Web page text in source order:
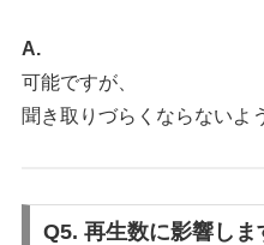
A.
可能ですが、
聞き取りづらくならないよ
Q5. 再生数に影響しま